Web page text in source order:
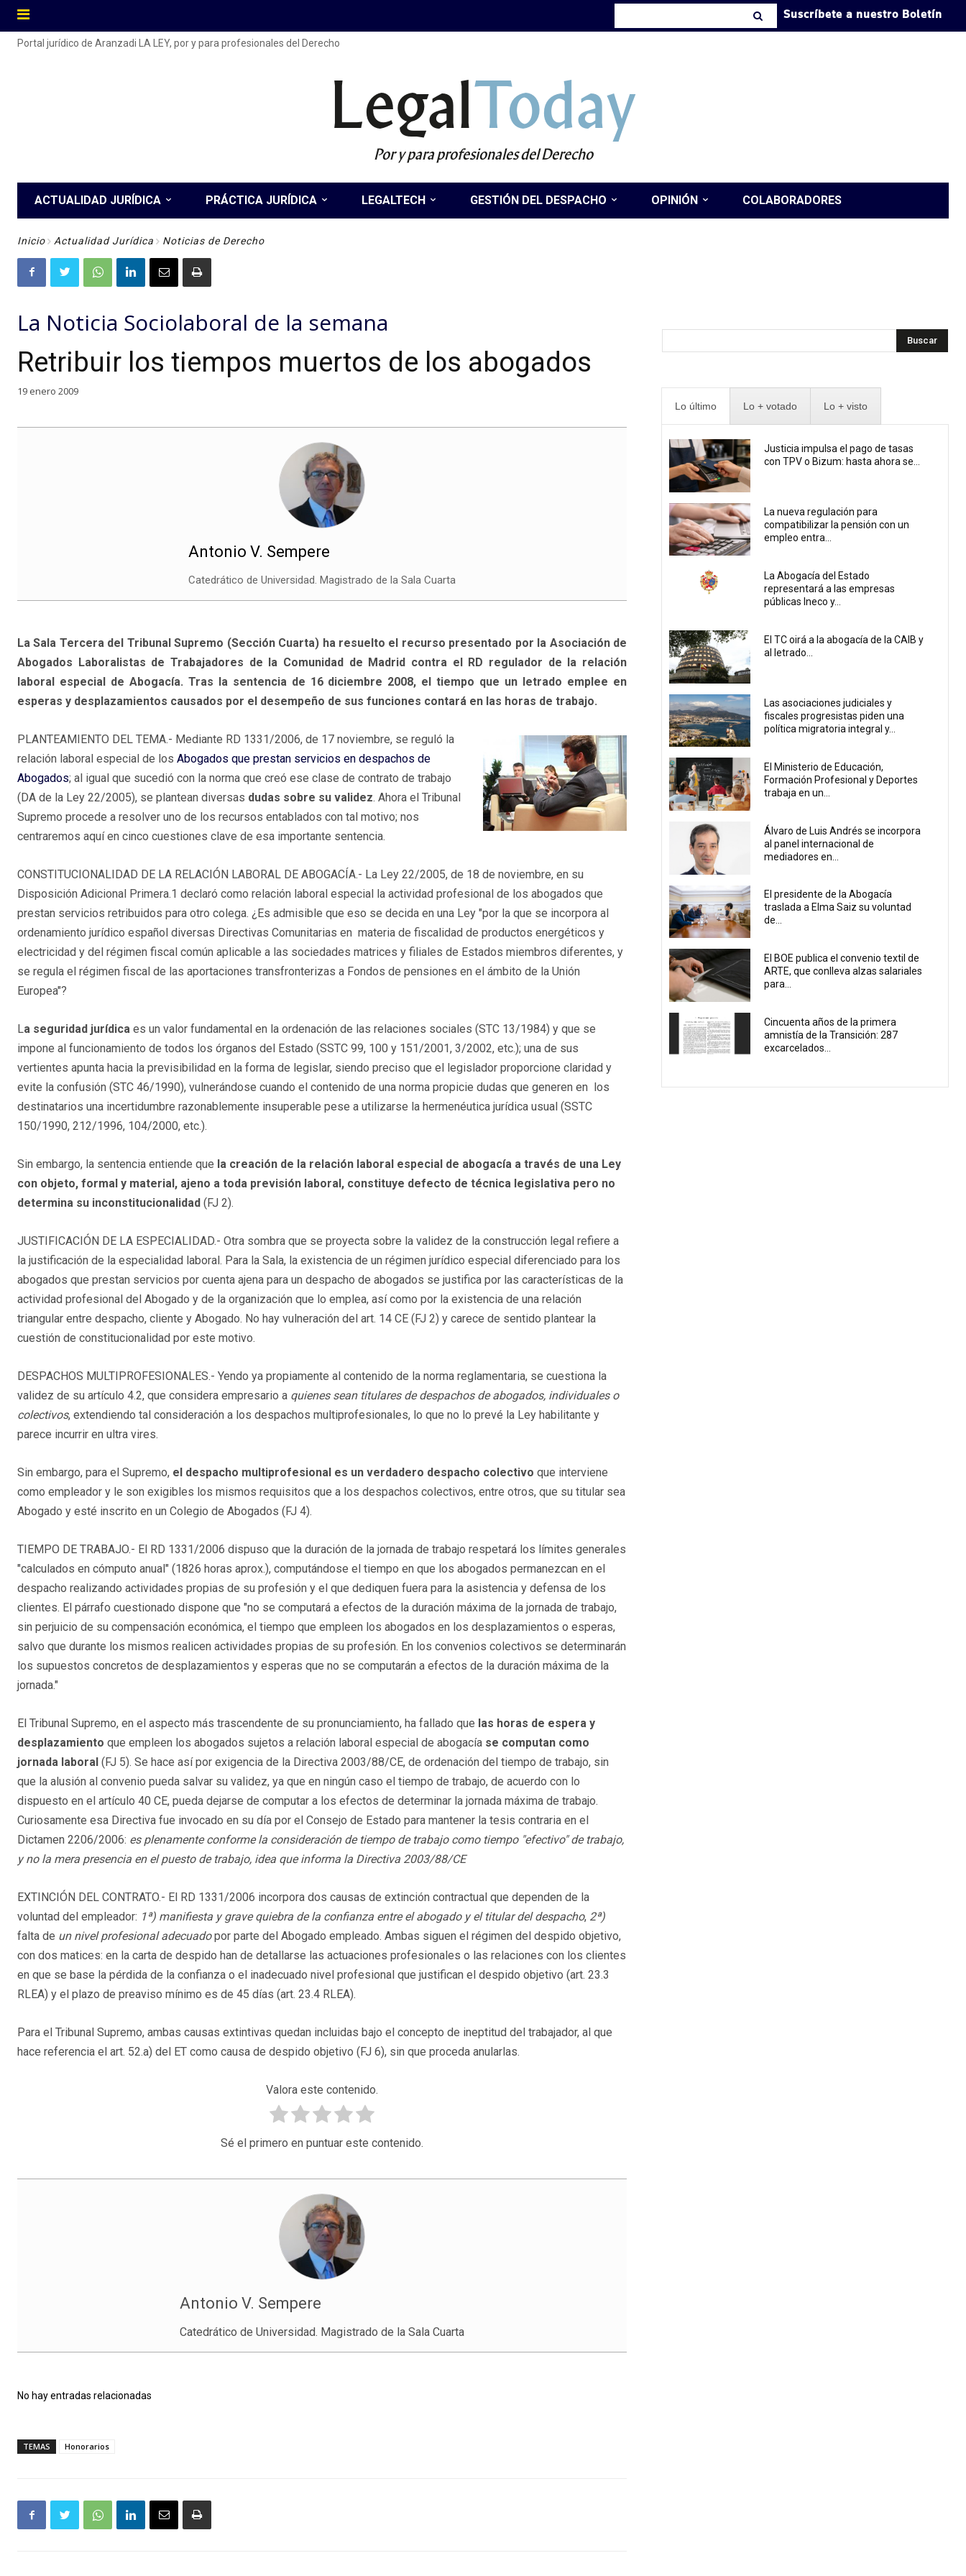
Suscríbete a nuestro Boletín
Portal jurídico de Aranzadi LA LEY, por y para profesionales del Derecho
LegalToday
Por y para profesionales del Derecho
ACTUALIDAD JURÍDICA PRÁCTICA JURÍDICA LEGALTECH GESTIÓN DEL DESPACHO OPINIÓN COLABORADORES
Inicio Actualidad Jurídica Noticias de Derecho
La Noticia Sociolaboral de la semana
Retribuir los tiempos muertos de los abogados
19 enero 2009
Antonio V. Sempere
Catedrático de Universidad. Magistrado de la Sala Cuarta
La Sala Tercera del Tribunal Supremo (Sección Cuarta) ha resuelto el recurso presentado por la Asociación de
Abogados Laboralistas de Trabajadores de la Comunidad de Madrid contra el RD regulador de la relación
laboral especial de Abogacía. Tras la sentencia de 16 diciembre 2008, el tiempo que un letrado emplee en
esperas y desplazamientos causados por el desempeño de sus funciones contará en las horas de trabajo.
PLANTEAMIENTO DEL TEMA.- Mediante RD 1331/2006, de 17 noviembre, se reguló la
relación laboral especial de los Abogados que prestan servicios en despachos de
Abogados; al igual que sucedió con la norma que creó ese clase de contrato de trabajo
(DA de la Ley 22/2005), se plantean diversas dudas sobre su validez. Ahora el Tribunal
Supremo procede a resolver uno de los recursos entablados con tal motivo; nos
centraremos aquí en cinco cuestiones clave de esa importante sentencia.
CONSTITUCIONALIDAD DE LA RELACIÓN LABORAL DE ABOGACÍA.- La Ley 22/2005, de 18 de noviembre, en su
Disposición Adicional Primera.1 declaró como relación laboral especial la actividad profesional de los abogados que
prestan servicios retribuidos para otro colega. ¿Es admisible que eso se decida en una Ley "por la que se incorpora al
ordenamiento jurídico español diversas Directivas Comunitarias en materia de fiscalidad de productos energéticos y
electricidad y del régimen fiscal común aplicable a las sociedades matrices y filiales de Estados miembros diferentes, y
se regula el régimen fiscal de las aportaciones transfronterizas a Fondos de pensiones en el ámbito de la Unión
Europea"?
La seguridad jurídica es un valor fundamental en la ordenación de las relaciones sociales (STC 13/1984) y que se
impone al funcionamiento de todos los órganos del Estado (SSTC 99, 100 y 151/2001, 3/2002, etc.); una de sus
vertientes apunta hacia la previsibilidad en la forma de legislar, siendo preciso que el legislador proporcione claridad y
evite la confusión (STC 46/1990), vulnerándose cuando el contenido de una norma propicie dudas que generen en los
destinatarios una incertidumbre razonablemente insuperable pese a utilizarse la hermenéutica jurídica usual (SSTC
150/1990, 212/1996, 104/2000, etc.).
Sin embargo, la sentencia entiende que la creación de la relación laboral especial de abogacía a través de una Ley
con objeto, formal y material, ajeno a toda previsión laboral, constituye defecto de técnica legislativa pero no
determina su inconstitucionalidad (FJ 2).
JUSTIFICACIÓN DE LA ESPECIALIDAD.- Otra sombra que se proyecta sobre la validez de la construcción legal refiere a
la justificación de la especialidad laboral. Para la Sala, la existencia de un régimen jurídico especial diferenciado para los
abogados que prestan servicios por cuenta ajena para un despacho de abogados se justifica por las características de la
actividad profesional del Abogado y de la organización que lo emplea, así como por la existencia de una relación
triangular entre despacho, cliente y Abogado. No hay vulneración del art. 14 CE (FJ 2) y carece de sentido plantear la
cuestión de constitucionalidad por este motivo.
DESPACHOS MULTIPROFESIONALES.- Yendo ya propiamente al contenido de la norma reglamentaria, se cuestiona la
validez de su artículo 4.2, que considera empresario a quienes sean titulares de despachos de abogados, individuales o
colectivos, extendiendo tal consideración a los despachos multiprofesionales, lo que no lo prevé la Ley habilitante y
parece incurrir en ultra vires.
Sin embargo, para el Supremo, el despacho multiprofesional es un verdadero despacho colectivo que interviene
como empleador y le son exigibles los mismos requisitos que a los despachos colectivos, entre otros, que su titular sea
Abogado y esté inscrito en un Colegio de Abogados (FJ 4).
TIEMPO DE TRABAJO.- El RD 1331/2006 dispuso que la duración de la jornada de trabajo respetará los límites generales
"calculados en cómputo anual" (1826 horas aprox.), computándose el tiempo en que los abogados permanezcan en el
despacho realizando actividades propias de su profesión y el que dediquen fuera para la asistencia y defensa de los
clientes. El párrafo cuestionado dispone que "no se computará a efectos de la duración máxima de la jornada de trabajo,
sin perjuicio de su compensación económica, el tiempo que empleen los abogados en los desplazamientos o esperas,
salvo que durante los mismos realicen actividades propias de su profesión. En los convenios colectivos se determinarán
los supuestos concretos de desplazamientos y esperas que no se computarán a efectos de la duración máxima de la
jornada."
El Tribunal Supremo, en el aspecto más trascendente de su pronunciamiento, ha fallado que las horas de espera y
desplazamiento que empleen los abogados sujetos a relación laboral especial de abogacía se computan como
jornada laboral (FJ 5). Se hace así por exigencia de la Directiva 2003/88/CE, de ordenación del tiempo de trabajo, sin
que la alusión al convenio pueda salvar su validez, ya que en ningún caso el tiempo de trabajo, de acuerdo con lo
dispuesto en el artículo 40 CE, pueda dejarse de computar a los efectos de determinar la jornada máxima de trabajo.
Curiosamente esa Directiva fue invocado en su día por el Consejo de Estado para mantener la tesis contraria en el
Dictamen 2206/2006: es plenamente conforme la consideración de tiempo de trabajo como tiempo "efectivo" de trabajo,
y no la mera presencia en el puesto de trabajo, idea que informa la Directiva 2003/88/CE
EXTINCIÓN DEL CONTRATO.- El RD 1331/2006 incorpora dos causas de extinción contractual que dependen de la
voluntad del empleador: 1ª) manifiesta y grave quiebra de la confianza entre el abogado y el titular del despacho, 2ª)
falta de un nivel profesional adecuadopor parte del Abogado empleado. Ambas siguen el régimen del despido objetivo,
con dos matices: en la carta de despido han de detallarse las actuaciones profesionales o las relaciones con los clientes
en que se base la pérdida de la confianza o el inadecuado nivel profesional que justifican el despido objetivo (art. 23.3
RLEA) y el plazo de preaviso mínimo es de 45 días (art. 23.4 RLEA).
Para el Tribunal Supremo, ambas causas extintivas quedan incluidas bajo el concepto de ineptitud del trabajador, al que
hace referencia el art. 52.a) del ET como causa de despido objetivo (FJ 6), sin que proceda anularlas.
Valora este contenido.
Sé el primero en puntuar este contenido.
Antonio V. Sempere
Catedrático de Universidad. Magistrado de la Sala Cuarta
No hay entradas relacionadas
TEMAS Honorarios
Buscar
Lo último Lo + votado Lo + visto
Justicia impulsa el pago de tasas
con TPV o Bizum: hasta ahora se...
La nueva regulación para
compatibilizar la pensión con un
empleo entra...
La Abogacía del Estado
representará a las empresas
públicas Ineco y...
El TC oirá a la abogacía de la CAIB y
al letrado...
Las asociaciones judiciales y
fiscales progresistas piden una
política migratoria integral y...
El Ministerio de Educación,
Formación Profesional y Deportes
trabaja en un...
Álvaro de Luis Andrés se incorpora
al panel internacional de
mediadores en...
El presidente de la Abogacía
traslada a Elma Saiz su voluntad
de...
El BOE publica el convenio textil de
ARTE, que conlleva alzas salariales
para...
Cincuenta años de la primera
amnistía de la Transición: 287
excarcelados...